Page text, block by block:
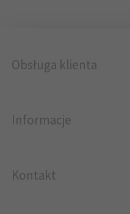
Obsługa klienta
Informacje
Kontakt